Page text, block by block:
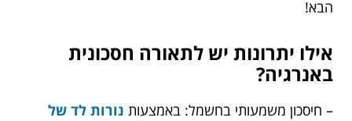
הבא!
אילו יתרונות יש לתאורה חסכונית
באנרגיה?
– חיסכון משמעותי בחשמל: באמצעות נורות לד של